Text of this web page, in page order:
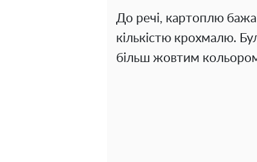
До речі, картоплю
кількістю крохмалю.
більш жовтим